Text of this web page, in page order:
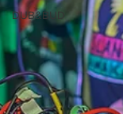
DUB&BUD